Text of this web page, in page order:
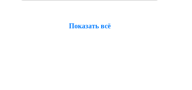
Показать всё